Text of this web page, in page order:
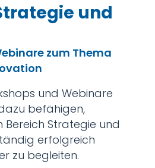
und
zum Thema
und Webinare
befähigen,
Strategie und
erfolgreich
zu begleiten.